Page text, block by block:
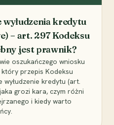
wyłudzenia kredytu
– art. 297 Kodeksu
jest prawnik?
oszukańczego wniosku
który przepis Kodeksu
kredytu (art.
grozi kara, czym różni
i kiedy warto